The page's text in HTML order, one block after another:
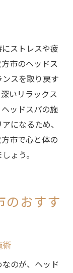
ストレスや疲
市のヘッドス
スを取り戻す
いリラックス
ッドスパの施
になるため、
市で心と体の
ょう。
のおすす
のが、ヘッド